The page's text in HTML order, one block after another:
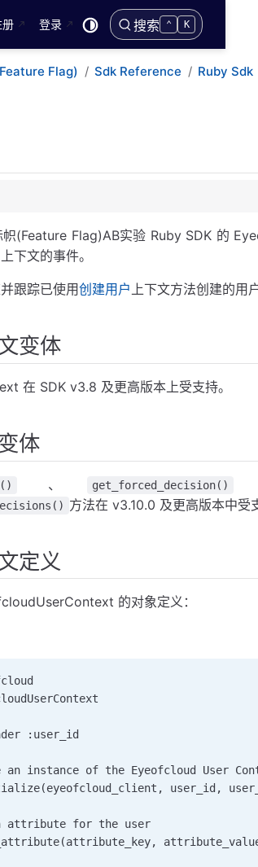
册 登录 搜索 ⌃ K
Flag) Sdk Reference Ruby Sdk
(Feature Flag)AB实验 Ruby SDK 的
下文的事件。
跟踪已使用创建用户上下文方法创建的用
变体
在 SDK v3.8 及更高版本上受支持。
体
、 get_forced_decision()
方法在 v3.10.0 及更高版本中受
定义
的对象定义：
:user_id
an instance of the Eyeofcloud User
user_id,
attribute for the user